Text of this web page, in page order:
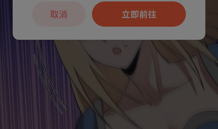
立即前往
取消